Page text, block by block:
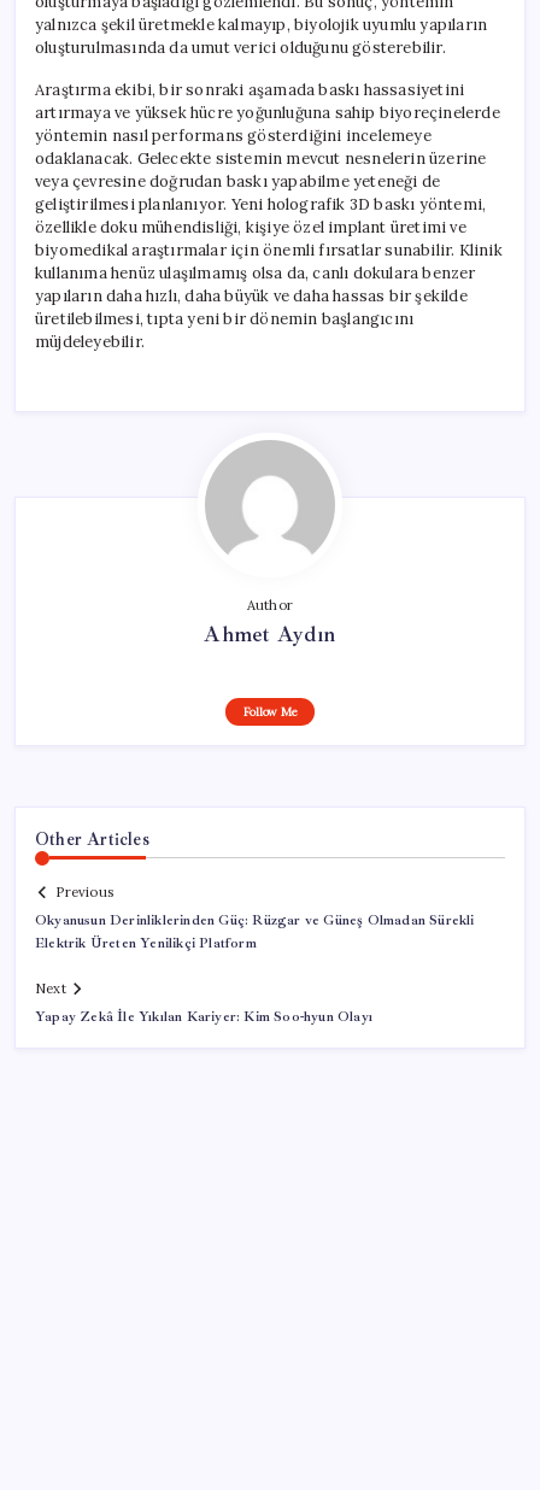
yalnızca şekil üretmekle kalmayıp, biyolojik uyumlu yapıların
oluşturulmasında da umut verici olduğunu gösterebilir.
Araştırma ekibi, bir sonraki aşamada baskı hassasiyetini
artırmaya ve yüksek hücre yoğunluğuna sahip biyoreçinelerde
yöntemin nasıl performans gösterdiğini incelemeye
odaklanacak. Gelecekte sistemin mevcut nesnelerin üzerine
veya çevresine doğrudan baskı yapabilme yeteneği de
geliştirilmesi planlanıyor. Yeni holografik 3D baskı yöntemi,
özellikle doku mühendisliği, kişiye özel implant üretimi ve
biyomedikal araştırmalar için önemli fırsatlar sunabilir. Klinik
kullanıma henüz ulaşılmamış olsa da, canlı dokulara benzer
yapıların daha hızlı, daha büyük ve daha hassas bir şekilde
üretilebilmesi, tıpta yeni bir dönemin başlangıcını
müjdeleyebilir.
Author
Ahmet Aydın
Follow Me
Other Articles
Previous
Okyanusun Derinliklerinden Güç: Rüzgar ve Güneş Olmadan Sürekli
Elektrik Üreten Yenilikçi Platform
Next
Yapay Zekâ İle Yıkılan Kariyer: Kim Soo-hyun Olayı